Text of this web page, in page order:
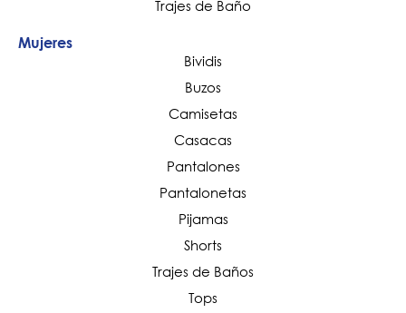
Trajes de Baño
Mujeres
Bividis
Buzos
Camisetas
Casacas
Pantalones
Pantalonetas
Pijamas
Shorts
Trajes de Baños
Tops